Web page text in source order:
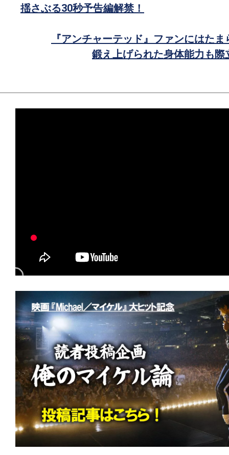
揺さぶる30秒予告編解禁！
『アンチャーテッド』ファンにはた
鍛え上げられた身体能力も際